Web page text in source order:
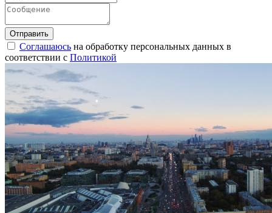
Соглашаюсь на обработку персональных данных в
соответствии с Политикой